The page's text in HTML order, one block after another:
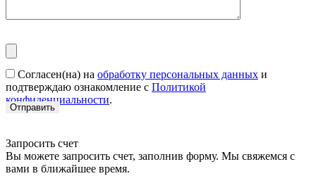
Согласен(на) на обработку персональных данных и
подтверждаю ознакомление с Политикой
конфиденциальности.
Запросить счет
Вы можете запросить счет, заполнив форму. Мы свяжемся с
вами в ближайшее время.